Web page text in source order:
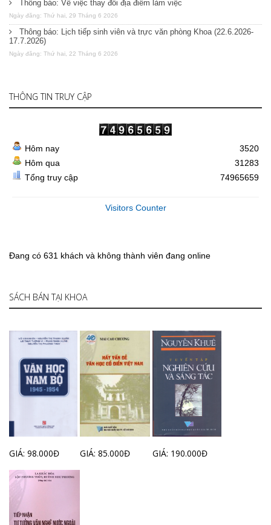
Thông báo: Về việc thay đổi địa điểm làm việc
Ngày đăng: Thứ hai, 29 Tháng 6 2026
Thông báo: Lịch tiếp sinh viên và trực văn phòng Khoa (22.6.2026-
17.7.2026)
Ngày đăng: Thứ hai, 22 Tháng 6 2026
THÔNG TIN TRUY CẬP
Hôm nay
Hôm qua
Tổng truy cập
3520
31283
74965659
Visitors Counter
Đang có 631 khách và không thành viên đang online
SÁCH BÁN TẠI KHOA
GIÁ: 98.000Đ GIÁ: 85.000Đ GIÁ: 190.000Đ